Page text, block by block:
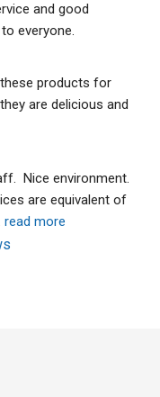
and good
everyone.
products for
are delicious and
Nice environment.
are equivalent of
read more